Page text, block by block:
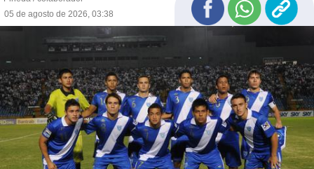
05 de agosto de 2026, 03:38